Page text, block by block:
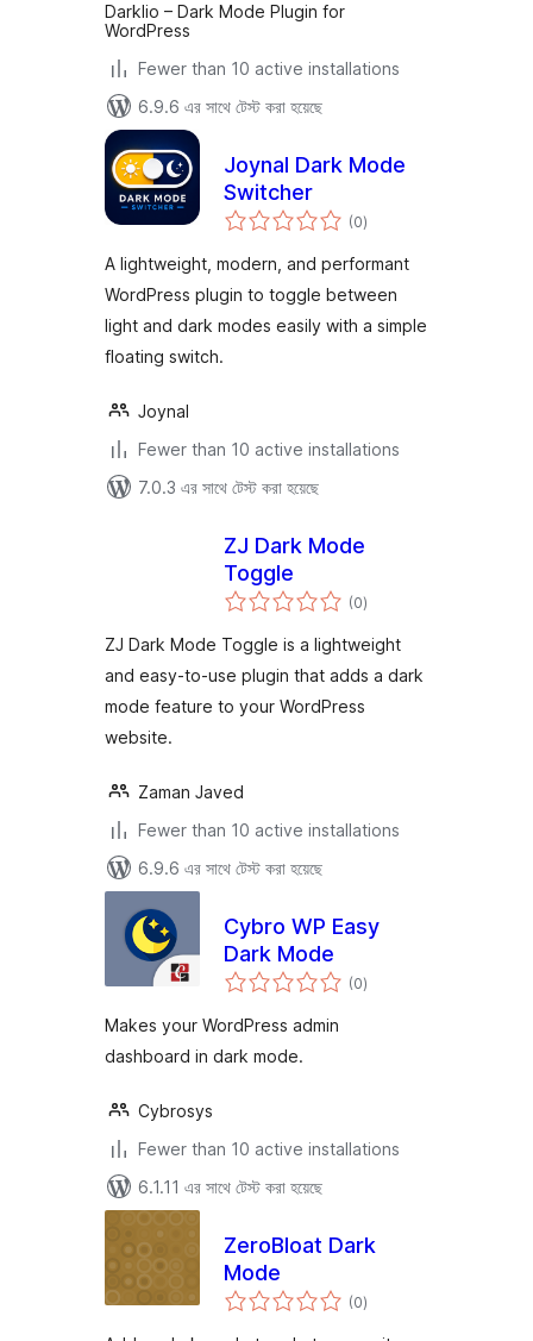
Darklio – Dark Mode Plugin for
WordPress
Fewer than 10 active installations
6.9.6 এর সাথে টেস্ট করা হয়েছে
Joynal Dark Mode
Switcher
(0total
ratings
)
A lightweight, modern, and performant
WordPress plugin to toggle between
light and dark modes easily with a simple
floating switch.
Joynal
Fewer than 10 active installations
7.0.3 এর সাথে টেস্ট করা হয়েছে
ZJ Dark Mode
Toggle
(0total
ratings
)
ZJ Dark Mode Toggle is a lightweight
and easy-to-use plugin that adds a dark
mode feature to your WordPress
website.
Zaman Javed
Fewer than 10 active installations
6.9.6 এর সাথে টেস্ট করা হয়েছে
Cybro WP Easy
Dark Mode
(0total
ratings
)
Makes your WordPress admin
dashboard in dark mode.
Cybrosys
Fewer than 10 active installations
6.1.11 এর সাথে টেস্ট করা হয়েছে
ZeroBloat Dark
Mode
(0total
ratings
)